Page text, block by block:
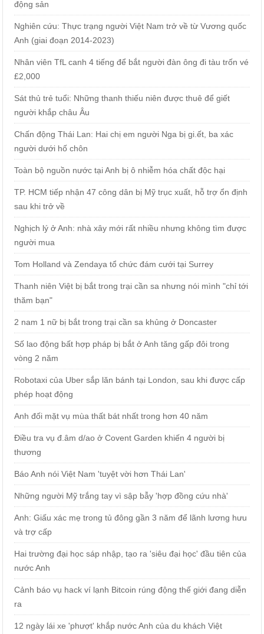
động sản
Nghiên cứu: Thực trạng người Việt Nam trở về từ Vương quốc
Anh (giai đoạn 2014-2023)
Nhân viên TfL canh 4 tiếng để bắt người đàn ông đi tàu trốn vé
£2,000
Sát thủ trẻ tuổi: Những thanh thiếu niên được thuê để giết
người khắp châu Âu
Chấn động Thái Lan: Hai chị em người Nga bị gi.ết, ba xác
người dưới hố chôn
Toàn bộ nguồn nước tại Anh bị ô nhiễm hóa chất độc hại
TP. HCM tiếp nhận 47 công dân bị Mỹ trục xuất, hỗ trợ ổn định
sau khi trở về
Nghịch lý ở Anh: nhà xây mới rất nhiều nhưng không tìm được
người mua
Tom Holland và Zendaya tổ chức đám cưới tại Surrey
Thanh niên Việt bị bắt trong trại cần sa nhưng nói mình "chỉ tới
thăm bạn"
2 nam 1 nữ bị bắt trong trại cần sa khủng ở Doncaster
Số lao động bất hợp pháp bị bắt ở Anh tăng gấp đôi trong
vòng 2 năm
Robotaxi của Uber sắp lăn bánh tại London, sau khi được cấp
phép hoạt động
Anh đối mặt vụ mùa thất bát nhất trong hơn 40 năm
Điều tra vụ đ.âm d/ao ở Covent Garden khiến 4 người bị
thương
Báo Anh nói Việt Nam 'tuyệt vời hơn Thái Lan'
Những người Mỹ trắng tay vì sập bẫy 'hợp đồng cứu nhà'
Anh: Giấu xác mẹ trong tủ đông gần 3 năm để lãnh lương hưu
và trợ cấp
Hai trường đại học sáp nhập, tạo ra 'siêu đại học' đầu tiên của
nước Anh
Cảnh báo vụ hack ví lạnh Bitcoin rúng động thế giới đang diễn
ra
12 ngày lái xe 'phượt' khắp nước Anh của du khách Việt